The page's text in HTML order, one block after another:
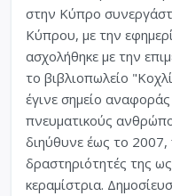
στην Κύπρο
Κύπρου, με την
ασχολήθηκε με την
το βιβλιοπωλείο
έγινε σημείο
πνευματικούς
διηύθυνε έως το 2007,
δραστηριότητές της
κεραμίστρια.